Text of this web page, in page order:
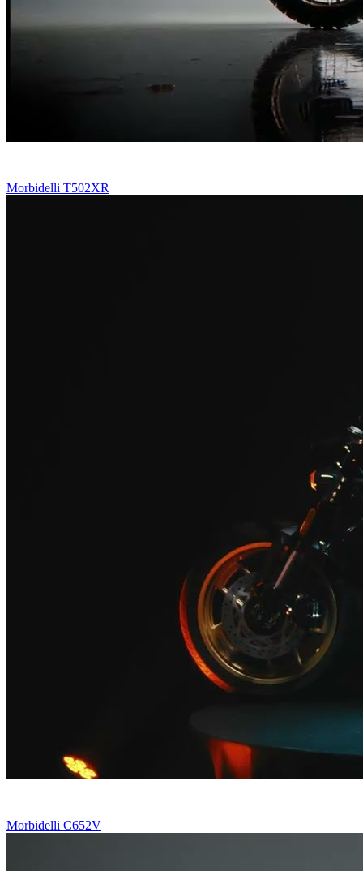
Morbidelli T502XR
Morbidelli C652V